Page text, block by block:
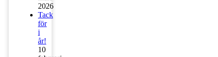
2026
Tack
för
i
år!
10